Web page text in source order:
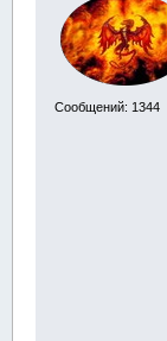
Сообщений: 1344